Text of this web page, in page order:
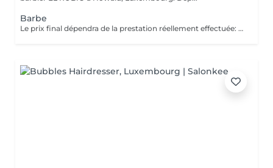
Barbe
Le prix final dépendra de la prestation réellement effectuée: Taille barbe : 26 EUR Taille barbe avec rasage contours : 32.5 EUR Rasage complet avec soins : 32.5 EUR